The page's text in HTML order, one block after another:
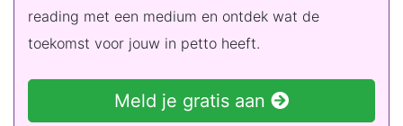
reading met een medium en ontdek wat de
toekomst voor jouw in petto heeft.
Meld je gratis aan